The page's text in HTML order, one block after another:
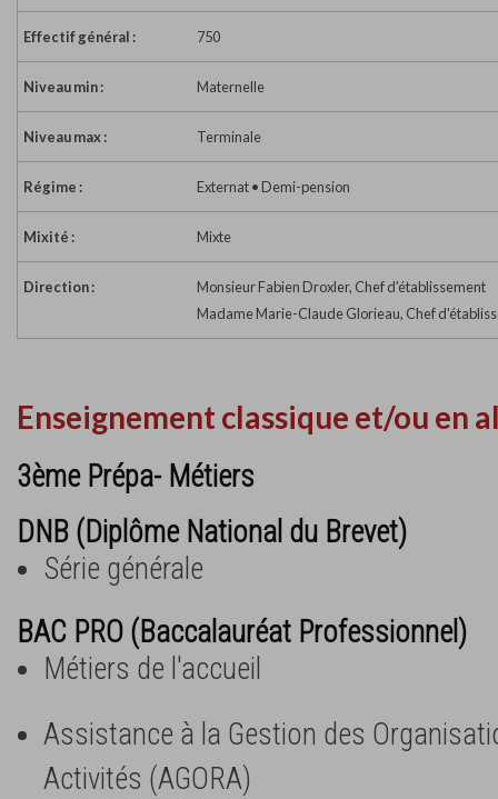
Effectif général : 750
Niveau min : Maternelle
Niveau max : Terminale
Régime : Externat • Demi-pension
Mixité : Mixte
Direction :
Monsieur Fabien Droxler, Chef d'établissement
Madame Marie-Claude Glorieau, Chef
Enseignement classique et/ou en
3ème Prépa- Métiers
DNB (Diplôme National du Brevet)
Série générale
BAC PRO (Baccalauréat Professionnel)
Métiers de l'accueil
Assistance à la Gestion des
Activités (AGORA)